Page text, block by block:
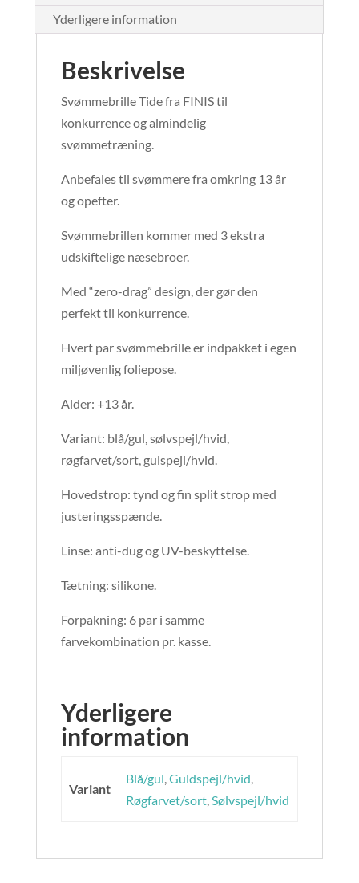
Yderligere information
Beskrivelse
Svømmebrille Tide fra FINIS til
konkurrence og almindelig
svømmetræning.
Anbefales til svømmere fra omkring 13 år
og opefter.
Svømmebrillen kommer med 3 ekstra
udskiftelige næsebroer.
Med “zero-drag” design, der gør den
perfekt til konkurrence.
Hvert par svømmebrille er indpakket i egen
miljøvenlig foliepose.
Alder: +13 år.
Variant: blå/gul, sølvspejl/hvid,
røgfarvet/sort, gulspejl/hvid.
Hovedstrop: tynd og fin split strop med
justeringsspænde.
Linse: anti-dug og UV-beskyttelse.
Tætning: silikone.
Forpakning: 6 par i samme
farvekombination pr. kasse.
Yderligere
information
Variant
Blå/gul,Guldspejl/hvid,
Røgfarvet/sort,Sølvspejl/hvid